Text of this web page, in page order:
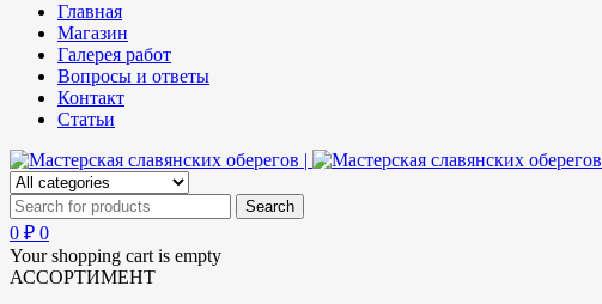
Главная
Магазин
Галерея работ
Вопросы и ответы
Контакт
Статьи
0 ₽ 0
Your shopping cart is empty
АССОРТИМЕНТ